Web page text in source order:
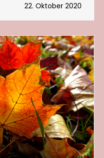
22. Oktober 2020